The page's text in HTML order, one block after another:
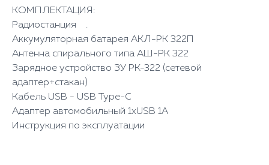
КОМПЛЕКТАЦИЯ:
Радиостанция .
Аккумуляторная батарея АКЛ-РК 322П
Антенна спирального типа АШ-РК 322
Зарядное устройство ЗУ РК-322 (сетевой
адаптер+стакан)
Кабель USB - USB Type-C
Адаптер автомобильный 1хUSB 1А
Инструкция по эксплуатации